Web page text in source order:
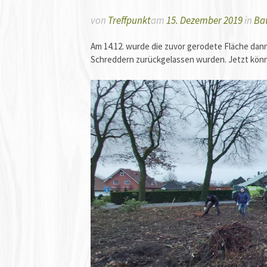
von Treffpunktam15. Dezember 2019in
Am 14.12. wurde die zuvor gerodete Fläche
Schreddern zurückgelassen wurden. Jetzt